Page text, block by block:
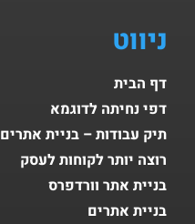
ניווט
דף הבית
דפי נחיתה לדוגמא
תיק עבודות – בניית אתרים
רוצה יותר לקוחות לעסק
בניית אתר וורדפרס
בניית אתרים